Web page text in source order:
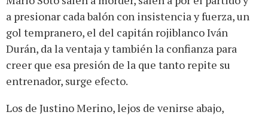
a presionar cada balón con insistencia y fuerza, un
gol tempranero, el del capitán rojiblanco Iván
Durán, da la ventaja y también la confianza para
creer que esa presión de la que tanto repite su
entrenador, surge efecto.
Los de Justino Merino, lejos de venirse abajo,